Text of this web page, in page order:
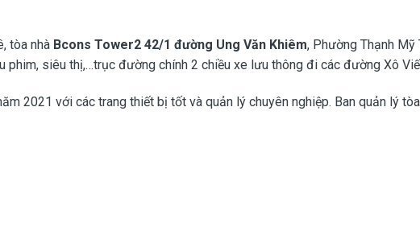
tòa nhà Bcons Tower2 42/1 đường Ung Văn Khiêm, Phường Thạnh Mỹ
phim, siêu thị,…trục đường chính 2 chiều xe lưu thông đi các đường Xô
2021 với các trang thiết bị tốt và quản lý chuyên nghiệp. Ban quản lý